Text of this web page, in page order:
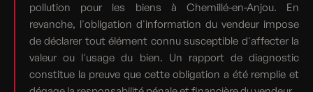
pollution pour les biens à Chemillé-en-Anjou. En
revanche, l'obligation d'information du vendeur impose
de déclarer tout élément connu susceptible d'affecter la
valeur ou l'usage du bien. Un rapport de diagnostic
constitue la preuve que cette obligation a été remplie et